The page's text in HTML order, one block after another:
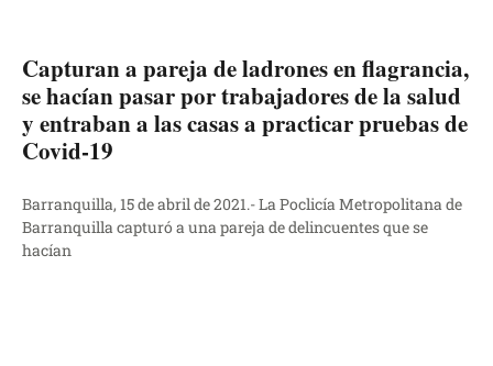
Capturan a pareja de ladrones en flagrancia,
se hacían pasar por trabajadores de la salud
y entraban a las casas a practicar pruebas de
Covid-19
Barranquilla, 15 de abril de 2021.- La Poclicía Metropolitana de
Barranquilla capturó a una pareja de delincuentes que se
hacían